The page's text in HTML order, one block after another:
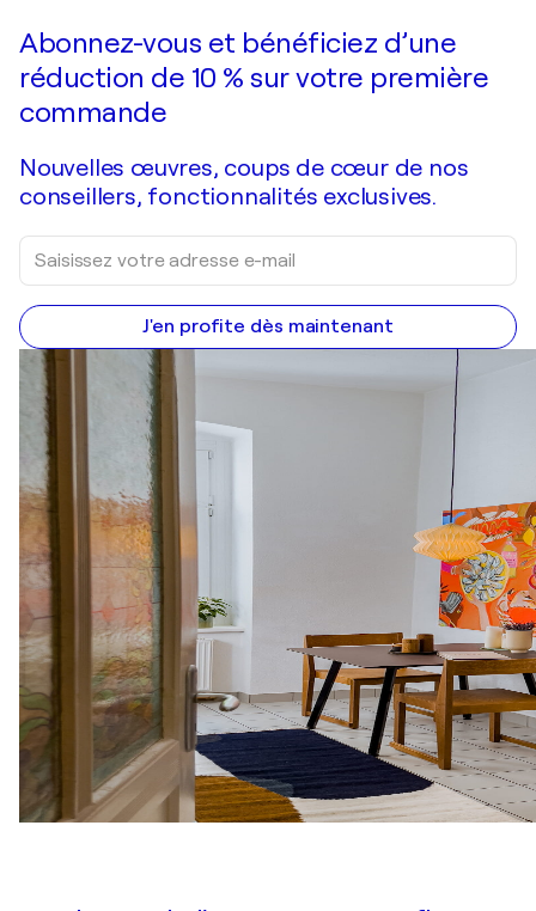
Abonnez-vous et bénéficiez d’une
réduction de 10 % sur votre première
commande
Nouvelles œuvres, coups de cœur de nos
conseillers, fonctionnalités exclusives.
J'en profite dès maintenant